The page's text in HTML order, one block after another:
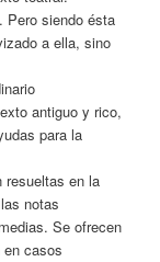
Pero siendo ésta
a ella, sino
antiguo y rico,
para la
resueltas en la
notas
Se ofrecen
casos